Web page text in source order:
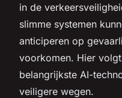
in de
slimme systemen
anticiperen op
voorkomen. Hier
belangrijkste AI-
veiligere wegen.